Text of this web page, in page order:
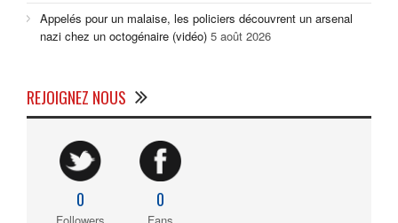
Appelés pour un malaise, les policiers découvrent un arsenal
nazi chez un octogénaire (vidéo) 5 août 2026
REJOIGNEZ NOUS
0 0